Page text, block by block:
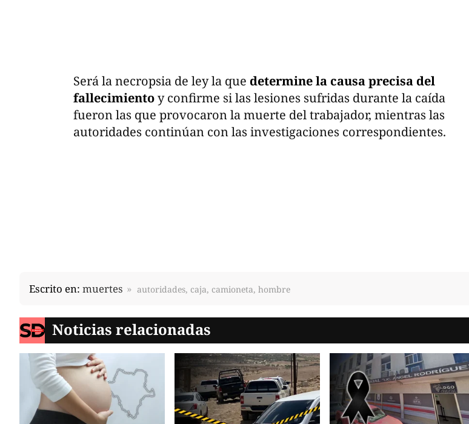
Será la necropsia de ley la que determine la causa precisa del
fallecimientoy confirme si las lesiones sufridas durante la caída
fueron las que provocaron la muerte del trabajador, mientras las
autoridades continúan con las investigaciones correspondientes.
Escrito en: muertes autoridades, caja, camioneta, hombre
Noticias relacionadas